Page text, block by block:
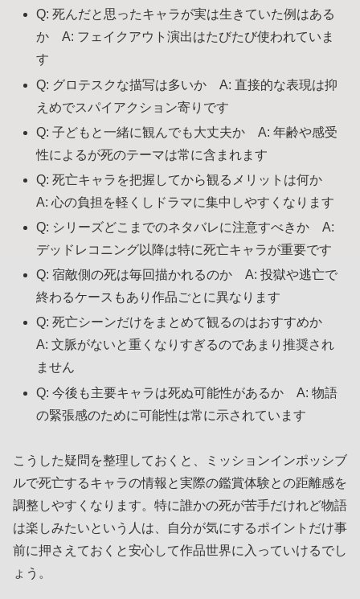
Q: 死んだと思ったキャラが実は生きていた例はある
か A: フェイクアウト演出はたびたび使われていま
す
Q: グロテスクな描写は多いか A: 直接的な表現は抑
えめでスパイアクション寄りです
Q: 子どもと一緒に観んでも大丈夫か A: 年齢や感受
性によるが死のテーマは常に含まれます
Q: 死亡キャラを把握してから観るメリットは何か
A: 心の負担を軽くしドラマに集中しやすくなります
Q: シリーズどこまでのネタバレに注意すべきか A:
デッドレコニング以降は特に死亡キャラが重要です
Q: 宿敵側の死は毎回描かれるのか A: 投獄や逃亡で
終わるケースもあり作品ごとに異なります
Q: 死亡シーンだけをまとめて観るのはおすすめか
A: 文脈がないと重くなりすぎるのであまり推奨され
ません
Q: 今後も主要キャラは死ぬ可能性があるか A: 物語
の緊張感のために可能性は常に示されています
こうした疑問を整理しておくと、ミッションインポッシブ
ルで死亡するキャラの情報と実際の鑑賞体験との距離感を
調整しやすくなります。特に誰かの死が苦手だけれど物語
は楽しみたいという人は、自分が気にするポイントだけ事
前に押さえておくと安心して作品世界に入っていけるでし
ょう。